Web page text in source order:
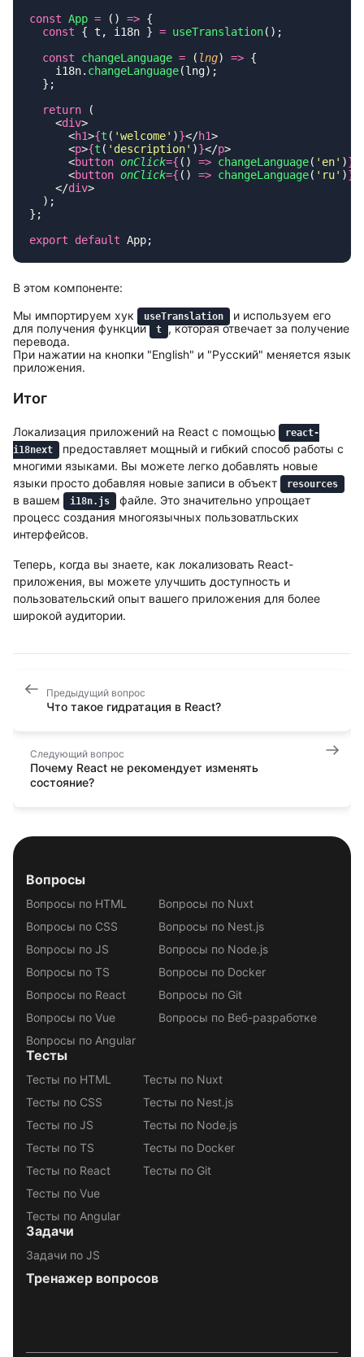
const App = () =>
  const
{ t, i18n } = useTranslation
  const
changeLanguage = ( lng) =>
    i18n.
changeLanguage
  return
    <
div
      <
h1>{t ( 'welcome' )}</h1
      <
p>{t ( ' description' )}</p
      <
button onClick={ () => changeLanguage( ' en' )}
      <
button onClick={ () => changeLanguage( ' ru' )}
    </
div
export default
В этом компоненте:
Мы импортируем хук
useTranslation
и используем его
для получения функции t , которая отвечает за получение
перевода.
При нажатии на кнопки "English" и "Русский" меняется язык
приложения.
Итог
Локализация приложений на React с помощью
react-
i18next
предоставляет мощный и гибкий способ работы с
многими языками. Вы можете легко добавлять новые
языки просто добавляя новые записи в объект
resources
в вашем i18n.js
файле. Это значительно упрощает
процесс создания многоязычных пользоватльских
интерфейсов.
Теперь, когда вы знаете, как локализовать React-
приложения, вы можете улучшить доступность и
пользовательский опыт вашего приложения для более
широкой аудитории.
Предыдущий вопрос
Что такое гидратация в React?
Следующий вопрос
Почему React не рекомендует изменять
состояние?
Вопросы
Вопросы по HTML
Вопросы по CSS
Вопросы по JS
Вопросы по TS
Вопросы по React
Вопросы по Vue
Вопросы по Angular
Вопросы по Nuxt
Вопросы по Nest.js
Вопросы по Node.js
Вопросы по Docker
Вопросы по Git
Вопросы по Веб-разработке
Тесты
Тесты по HTML
Тесты по CSS
Тесты по JS
Тесты по TS
Тесты по React
Тесты по Vue
Тесты по Angular
Тесты по Nuxt
Тесты по Nest.js
Тесты по Node.js
Тесты по Docker
Тесты по Git
Задачи
Задачи по JS
Тренажер вопросов